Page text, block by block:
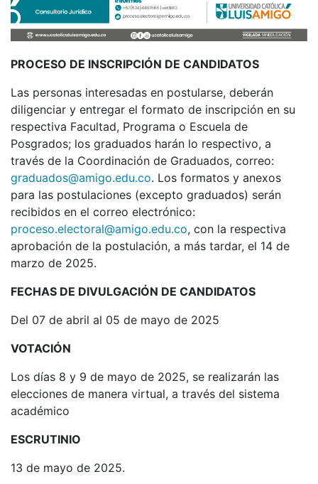
PROCESO DE INSCRIPCIÓN DE CANDIDATOS
Las personas interesadas en postularse, deberán
diligenciar y entregar el formato de inscripción en su
respectiva Facultad, Programa o Escuela de
Posgrados; los graduados harán lo respectivo, a
través de la Coordinación de Graduados, correo:
graduados@amigo.edu.co. Los formatos y anexos
para las postulaciones (excepto graduados) serán
recibidos en el correo electrónico:
proceso.electoral@amigo.edu.co, con la respectiva
aprobación de la postulación, a más tardar, el 14 de
marzo de 2025.
FECHAS DE DIVULGACIÓN DE CANDIDATOS
Del 07 de abril al 05 de mayo de 2025
VOTACIÓN
Los días 8 y 9 de mayo de 2025, se realizarán las
elecciones de manera virtual, a través del sistema
académico
ESCRUTINIO
13 de mayo de 2025.